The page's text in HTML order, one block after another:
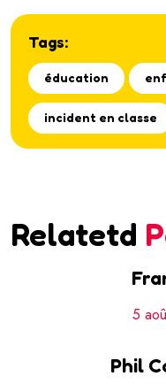
Tags:
éducation
incident en classe
Relatetd
5
Phil